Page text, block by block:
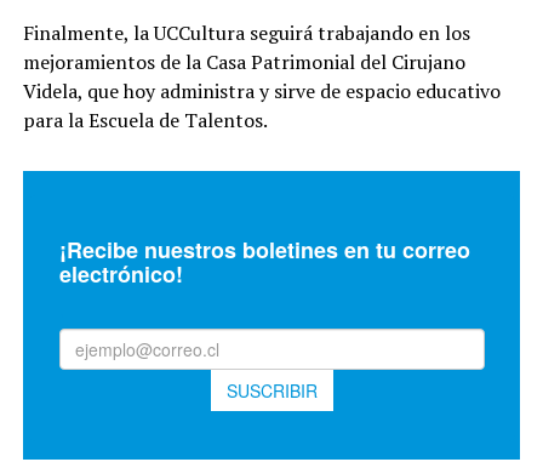
Finalmente, la UCCultura seguirá trabajando en los
mejoramientos de la Casa Patrimonial del Cirujano
Videla, que hoy administra y sirve de espacio educativo
para la Escuela de Talentos.